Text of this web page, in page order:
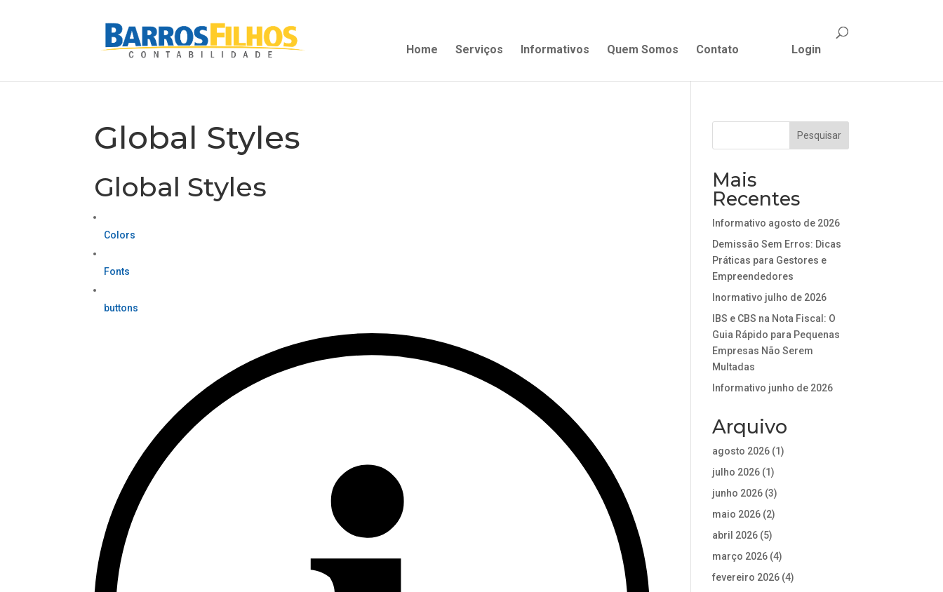
Home Serviços Informativos Quem Somos Contato Login
Global Styles
Global Styles
Colors
Fonts
buttons
Mais
Recentes
Informativo agosto de 2026
Demissão Sem Erros: Dicas
Práticas para Gestores e
Empreendedores
Inormativo julho de 2026
IBS e CBS na Nota Fiscal: O
Guia Rápido para Pequenas
Empresas Não Serem
Multadas
Informativo junho de 2026
Arquivo
agosto 2026 (1)
julho 2026 (1)
junho 2026 (3)
maio 2026 (2)
abril 2026 (5)
março 2026 (4)
fevereiro 2026 (4)